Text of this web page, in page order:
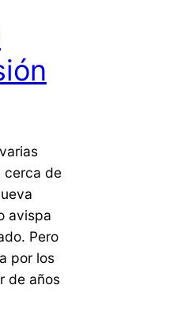
cerca de
avispa
Pero
por los
de años